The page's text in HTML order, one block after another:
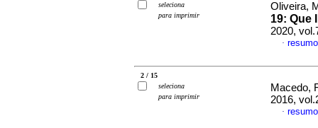
seleciona
para imprimir
Oliveira,
19: Que
2020,
·
2 / 15
seleciona
para imprimir
Macedo,
2016,
·